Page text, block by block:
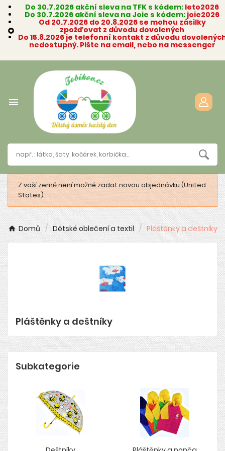

Do 30.7.2026 akční sleva na TFK s kódem: leto2026
Do 30.7.2026 akční sleva na Joie s kódem: joie2026
Od 20.7.2026 do 20.8.2026 se mohou zásilky
zpožďovat z důvodu dovolených
Do 15.8.2026 je telefonní kontakt z důvodu
nedostupný. Pište na email, nebo na messenger

Z vaší země není možné zadat novou objednávku (United
States).
Domů Dětské oblečení a textil Pláštěnky a deštníky
Pláštěnky a deštníky
Subkategorie